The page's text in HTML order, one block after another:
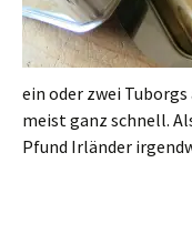
ein oder zwei
meist ganz schnell.
Pfund Irländer